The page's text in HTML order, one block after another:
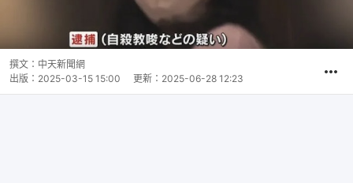
撰文： 中天新聞網
出版： 2025-03-15 15:00 更新： 2025-06-28 12:23